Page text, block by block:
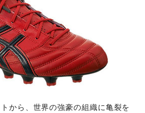
から、世界の強豪の組織に亀裂を